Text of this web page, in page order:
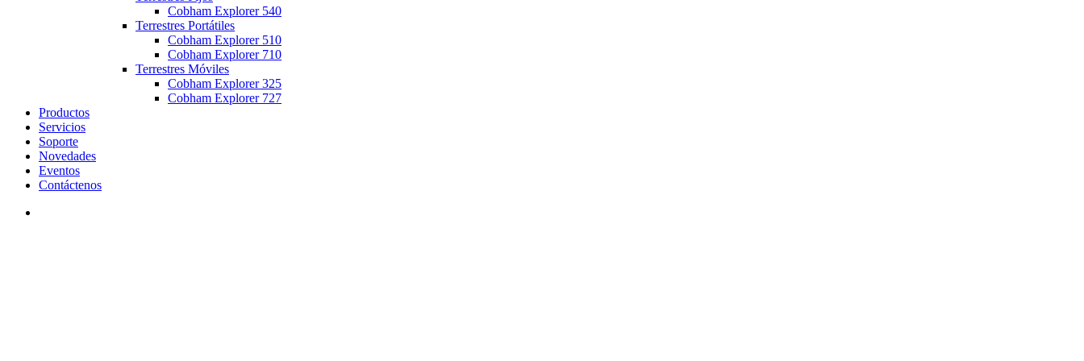
Cobham Explorer 540
Terrestres Portátiles
Cobham Explorer 510
Cobham Explorer 710
Terrestres Móviles
Cobham Explorer 325
Cobham Explorer 727
Productos
Servicios
Soporte
Novedades
Eventos
Contáctenos